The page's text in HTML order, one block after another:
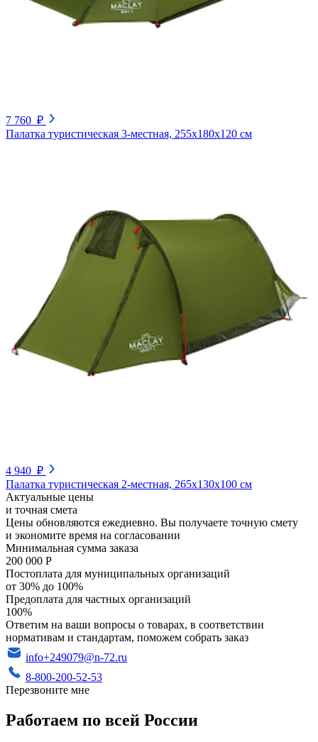
7 760 ₽
Палатка туристическая 3-местная, 255х180х120 см
4 940 ₽
Палатка туристическая 2-местная, 265х130х100 см
Актуальные цены
и точная смета
Цены обновляются ежедневно. Вы получаете точную смету
и экономите время на согласовании
Минимальная сумма заказа
200 000 Р
Постоплата для муниципальных организаций
от 30% до 100%
Предоплата для частных организаций
100%
Ответим на ваши вопросы о товарах, в соответствии
нормативам и стандартам, поможем собрать заказ
info+249079@n-72.ru
8-800-200-52-53
Перезвоните мне
Работаем по всей России